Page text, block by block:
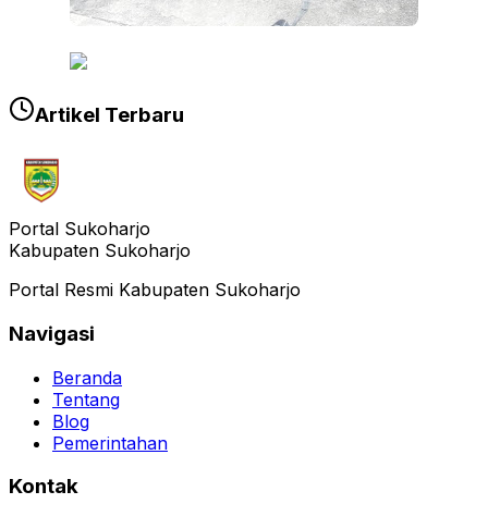
Artikel Terbaru
Portal Sukoharjo
Kabupaten Sukoharjo
Portal Resmi Kabupaten Sukoharjo
Navigasi
Beranda
Tentang
Blog
Pemerintahan
Kontak